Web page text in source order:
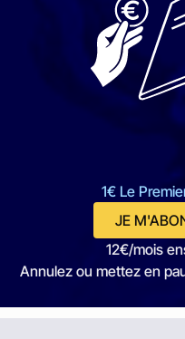
1€ Le
JE
12€/mois
Annulez ou mettez en